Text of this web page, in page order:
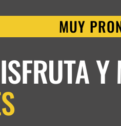
MUY
Y